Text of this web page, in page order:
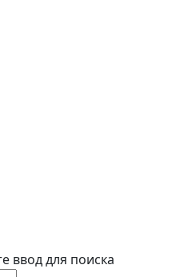
ввод для поиска